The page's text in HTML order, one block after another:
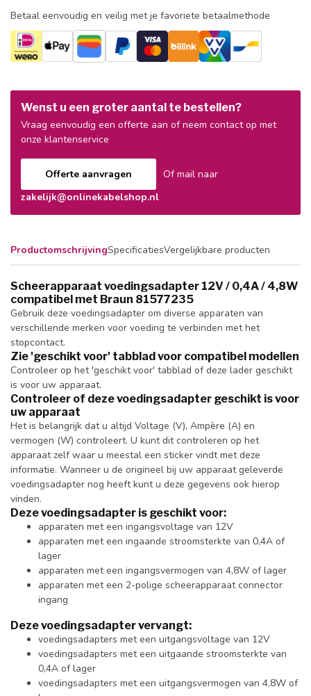
Betaal eenvoudig en veilig met je favoriete betaalmethode
Wenst u een groter aantal te bestellen?
Vraag eenvoudig een offerte aan of neem contact op met
onze klantenservice
Offerte aanvragen
Of mail naar
zakelijk@onlinekabelshop.nl
ProductomschrijvingSpecificatiesVergelijkbare producten
Scheerapparaat voedingsadapter 12V / 0,4A / 4,8W
compatibel met Braun 81577235
Gebruik deze voedingsadapter om diverse apparaten van
verschillende merken voor voeding te verbinden met het
stopcontact.
Zie 'geschikt voor' tabblad voor compatibel modellen
Controleer op het 'geschikt voor' tabblad of deze lader geschikt
is voor uw apparaat.
Controleer of deze voedingsadapter geschikt is voor
uw apparaat
Het is belangrijk dat u altijd Voltage (V), Ampère (A) en
vermogen (W) controleert. U kunt dit controleren op het
apparaat zelf waar u meestal een sticker vindt met deze
informatie. Wanneer u de origineel bij uw apparaat geleverde
voedingsadapter nog heeft kunt u deze gegevens ook hierop
vinden.
Deze voedingsadapter is geschikt voor:
apparaten met een ingangsvoltage van 12V
apparaten met een ingaande stroomsterkte van 0,4A of
lager
apparaten met een ingangsvermogen van 4,8W of lager
apparaten met een 2-polige scheerapparaat connector
ingang
Deze voedingsadapter vervangt:
voedingsadapters met een uitgangsvoltage van 12V
voedingsadapters met een uitgaande stroomsterkte van
0,4A of lager
voedingsadapters met een uitgangsvermogen van 4,8W of